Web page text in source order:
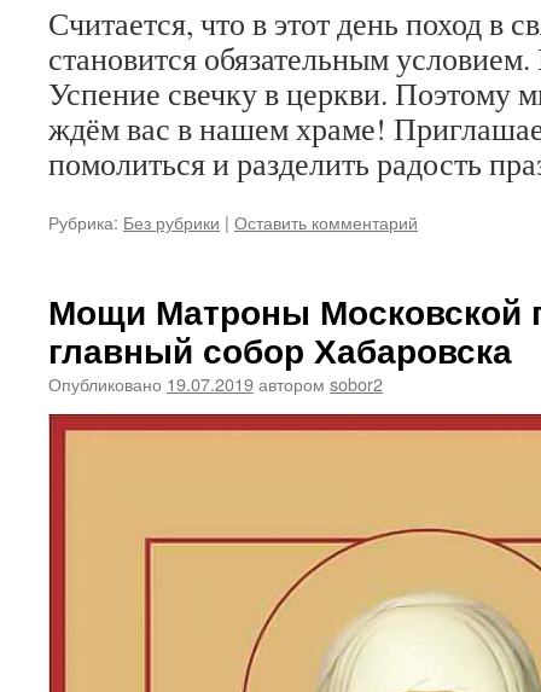
Считается, что в этот день поход в
становится обязательным
Успение свечку в церкви. Поэтому
ждём вас в нашем храме!
помолиться и разделить радость
Рубрика: Без рубрики | Оставить комментарий
Мощи Матроны Московской
главный собор Хабаровска
Опубликовано 19.07.2019автором sobor2